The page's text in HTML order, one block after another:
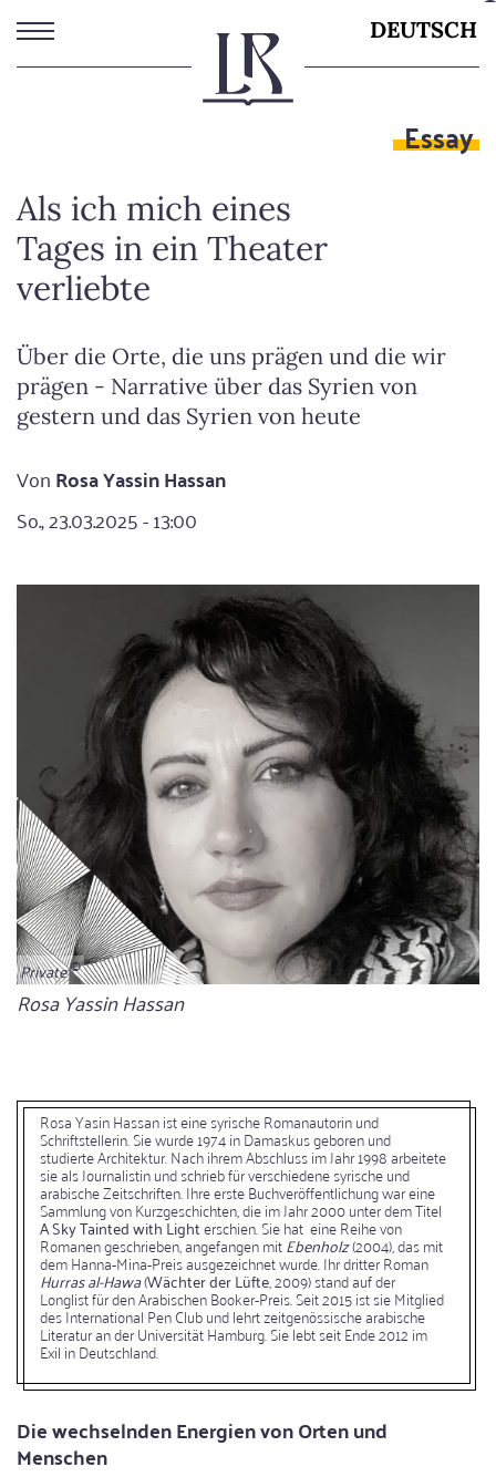
Direkt
zum
Inhalt
DEUTSCH
Essay
Als ich mich eines
Tages in ein Theater
verliebte
Über die Orte, die uns prägen und die wir
prägen - Narrative über das Syrien von
gestern und das Syrien von heute
VonRosa Yassin Hassan
So., 23.03.2025 - 13:00
Private
Bildunterschrift
Rosa Yassin Hassan
Rosa Yasin Hassan ist eine syrische Romanautorin und
Schriftstellerin. Sie wurde 1974 in Damaskus geboren und
studierte Architektur. Nach ihrem Abschluss im Jahr 1998 arbeitete
sie als Journalistin und schrieb für verschiedene syrische und
arabische Zeitschriften. Ihre erste Buchveröffentlichung war eine
Sammlung von Kurzgeschichten, die im Jahr 2000 unter dem Titel
A Sky Tainted with Lighterschien. Sie hat eine Reihe von
Romanen geschrieben, angefangen mitEbenholz(2004), das mit
dem Hanna-Mina-Preis ausgezeichnet wurde. Ihr dritter Roman
Hurras al-Hawa(Wächter der Lüfte, 2009) stand auf der
Longlist für den Arabischen Booker-Preis. Seit 2015 ist sie Mitglied
des International Pen Club und lehrt zeitgenössische arabische
Literatur an der Universität Hamburg. Sie lebt seit Ende 2012 im
Exil in Deutschland.
Die wechselnden Energien von Orten und
Menschen